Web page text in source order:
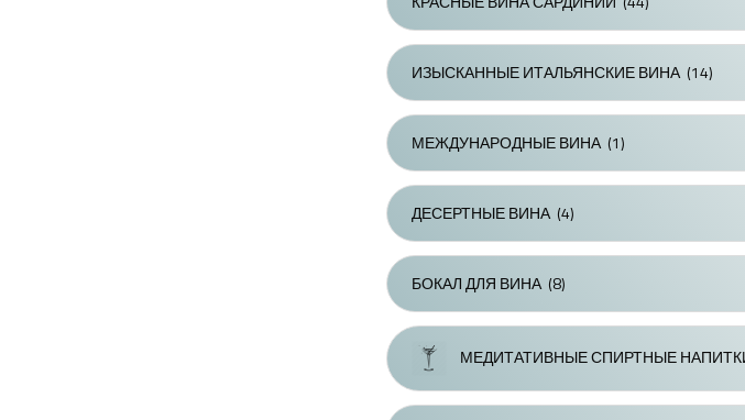
ИЗЫСКАННЫЕ ИТАЛЬЯНСКИЕ ВИНА(14)
МЕЖДУНАРОДНЫЕ ВИНА(1)
ДЕСЕРТНЫЕ ВИНА(4)
БОКАЛ ДЛЯ ВИНА(8)
МЕДИТАТИВНЫЕ СПИРТНЫЕ НАПИТКИ